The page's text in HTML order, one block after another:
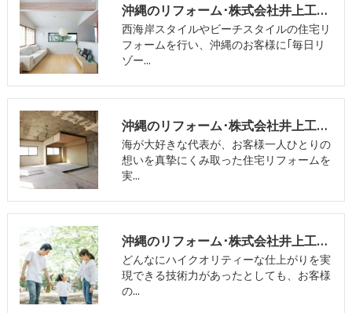
沖縄のリフォーム･株式会社井上工務店のお客様の声
西海岸スタイルやビーチスタイルの住宅リ
フォームを行い、沖縄のお客様に｢毎日リ
ゾー…
沖縄のリフォーム･株式会社井上工務店の評判
海が大好きな代表が、お客様一人ひとりの
想いを真摯にくみ取った住宅リフォームを
実…
沖縄のリフォーム･株式会社井上工務店の口コミ情報
どんなにハイクオリティーな仕上がりを実
現できる技術力があったとしても、お客様
の…